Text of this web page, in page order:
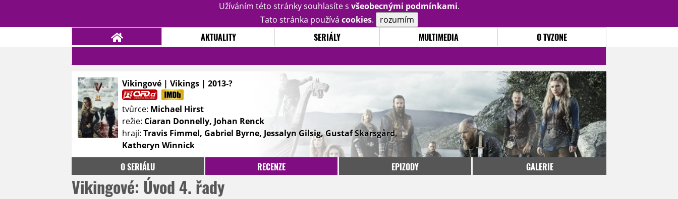
Užíváním této stránky souhlasíte s všeobecnými podmínkami.
Tato stránka používá cookies. rozumím
AKTUALITY SERIÁLY MULTIMEDIA O TVZONE
Vikingové | Vikings | 2013-?
tvůrce: Michael Hirst
režie: Ciaran Donnelly, Johan Renck
hrají: Travis Fimmel, Gabriel Byrne, Jessalyn Gilsig, Gustaf Skarsgård,
Katheryn Winnick
O SERIÁLU RECENZE EPIZODY GALERIE
Vikingové: Úvod 4. řady